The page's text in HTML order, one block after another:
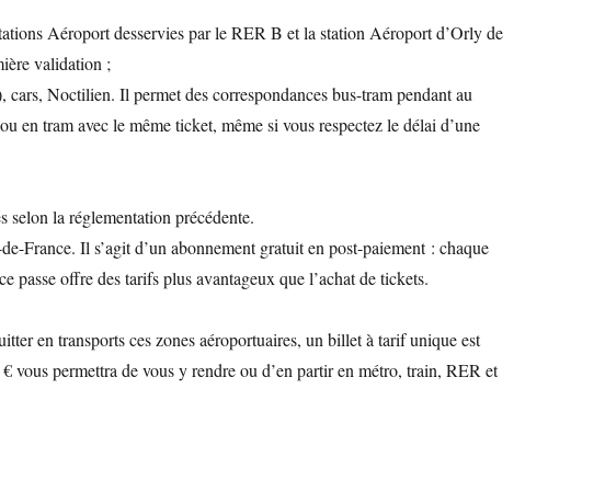
Aéroport desservies par le RER B et la station Aéroport d’Orly de
validation ;
Noctilien. Il permet des correspondances bus-tram pendant au
tram avec le même ticket, même si vous respectez le délai d’une
selon la réglementation précédente.
France. Il s’agit d’un abonnement gratuit en post-paiement : chaque
passe offre des tarifs plus avantageux que l’achat de tickets.
en transports ces zones aéroportuaires, un billet à tarif unique est
permettra de vous y rendre ou d’en partir en métro, train, RER et